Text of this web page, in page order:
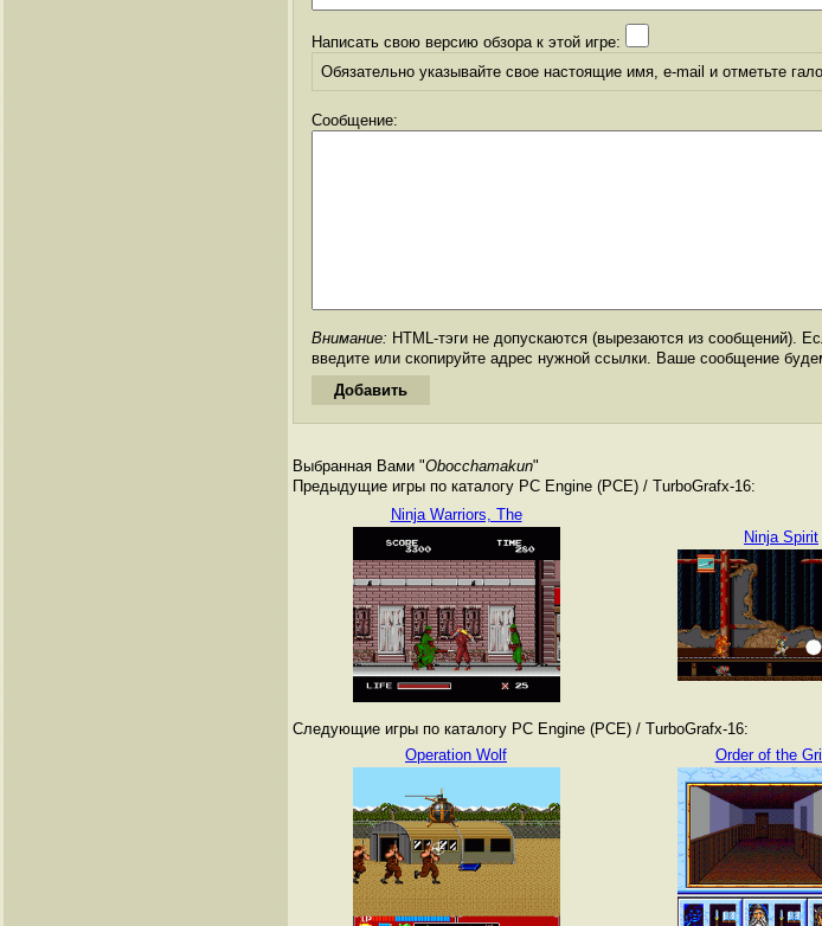
Написать свою версию обзора к этой игре:
Обязательно указывайте свое настоящие имя, e-mail и отметьте
Сообщение:
Внимание: HTML-тэги не допускаются (вырезаются из сообщений).
введите или скопируйте адрес нужной ссылки. Ваше сообщение
Выбранная Вами "Obocchamakun"
Предыдущие игры по каталогу PC Engine (PCE) / TurboGrafx-16:
Ninja Warriors, The
Ninja Spirit
Следующие игры по каталогу PC Engine (PCE) / TurboGrafx-16:
Operation Wolf
Order of the